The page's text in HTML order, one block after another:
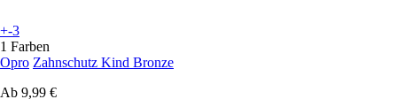
+-3
1 Farben
Opro Zahnschutz Kind Bronze
Ab 9,99 €